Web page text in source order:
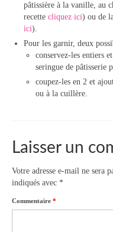
pâtissière à la vanille, au
recette cliquez ici) ou de
ici).
Pour les garnir, deux
conservez-les entiers
seringue de pâtisserie
coupez-les en 2 et
ou à la cuillère.
Laisser un
Votre adresse e-mail ne sera
indiqués avec *
Commentaire *